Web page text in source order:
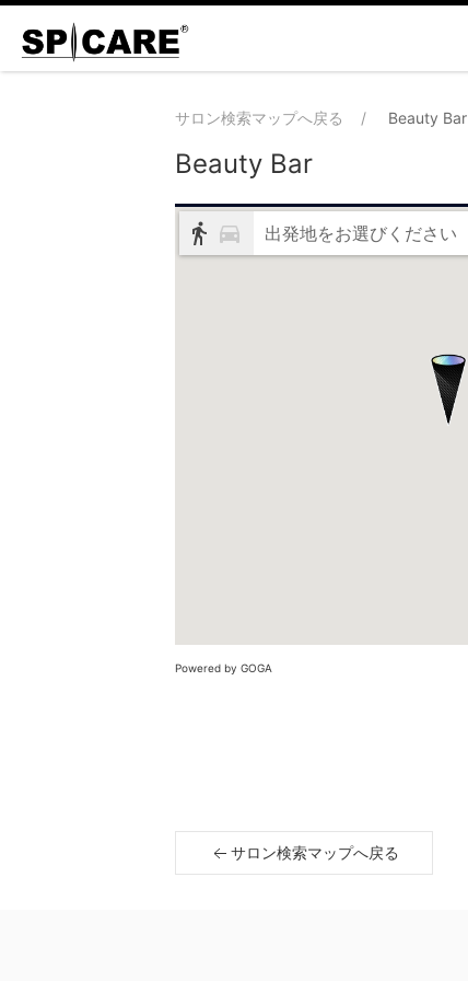
サロン検索マップへ戻る Beauty Bar
Beauty Bar
出発地をお選びください
Powered by GOGA
サロン検索マップへ戻る